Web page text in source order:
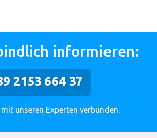
informieren:
2153 664 37
unseren Experten verbunden.